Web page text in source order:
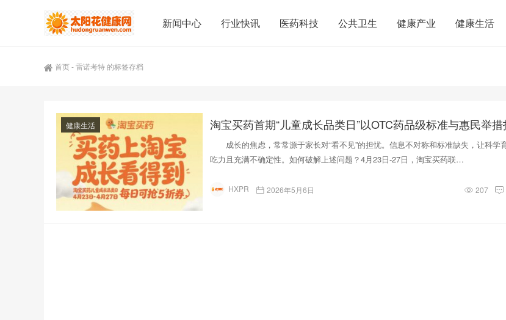
新闻中心 行业快讯 医药科技 公共卫生 健康产业 健康生活
首页-雷诺考特 的标签存档
健康生活
成长的焦虑，常常源于家长对“看不见”的担忧。信息不对称和标准缺失，让科学
吃力且充满不确定性。如何破解上述问题？4月23日-27日，淘宝买药联…
HXPR 2026年5月6日 207